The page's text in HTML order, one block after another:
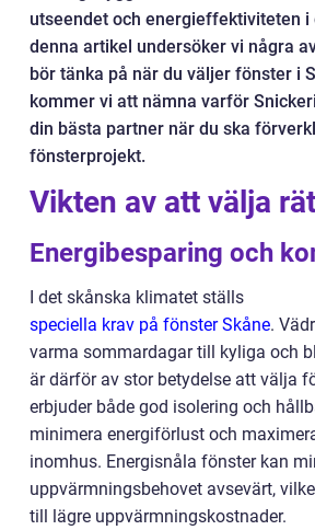
utseendet och energieffektiviteten i
denna artikel undersöker vi några
bör tänka på när du väljer fönster i
kommer vi att nämna varför
din bästa partner när du ska
fönsterprojekt.
Vikten av att välja
Energibesparing och
I det skånska klimatet ställs
speciella krav på fönster Skåne.
varma sommardagar till kyliga och
är därför av stor betydelse att välja
erbjuder både god isolering och
minimera energiförlust och
inomhus. Energisnåla fönster kan
uppvärmningsbehovet avsevärt,
till lägre uppvärmningskostnader.